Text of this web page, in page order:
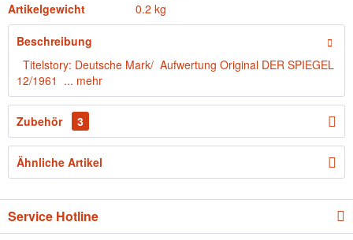
Artikelgewicht
0.2 kg
Beschreibung
Titelstory: Deutsche Mark/ Aufwertung Original DER SPIEGEL
12/1961 ... mehr
Zubehör 3
Ähnliche Artikel
Service Hotline